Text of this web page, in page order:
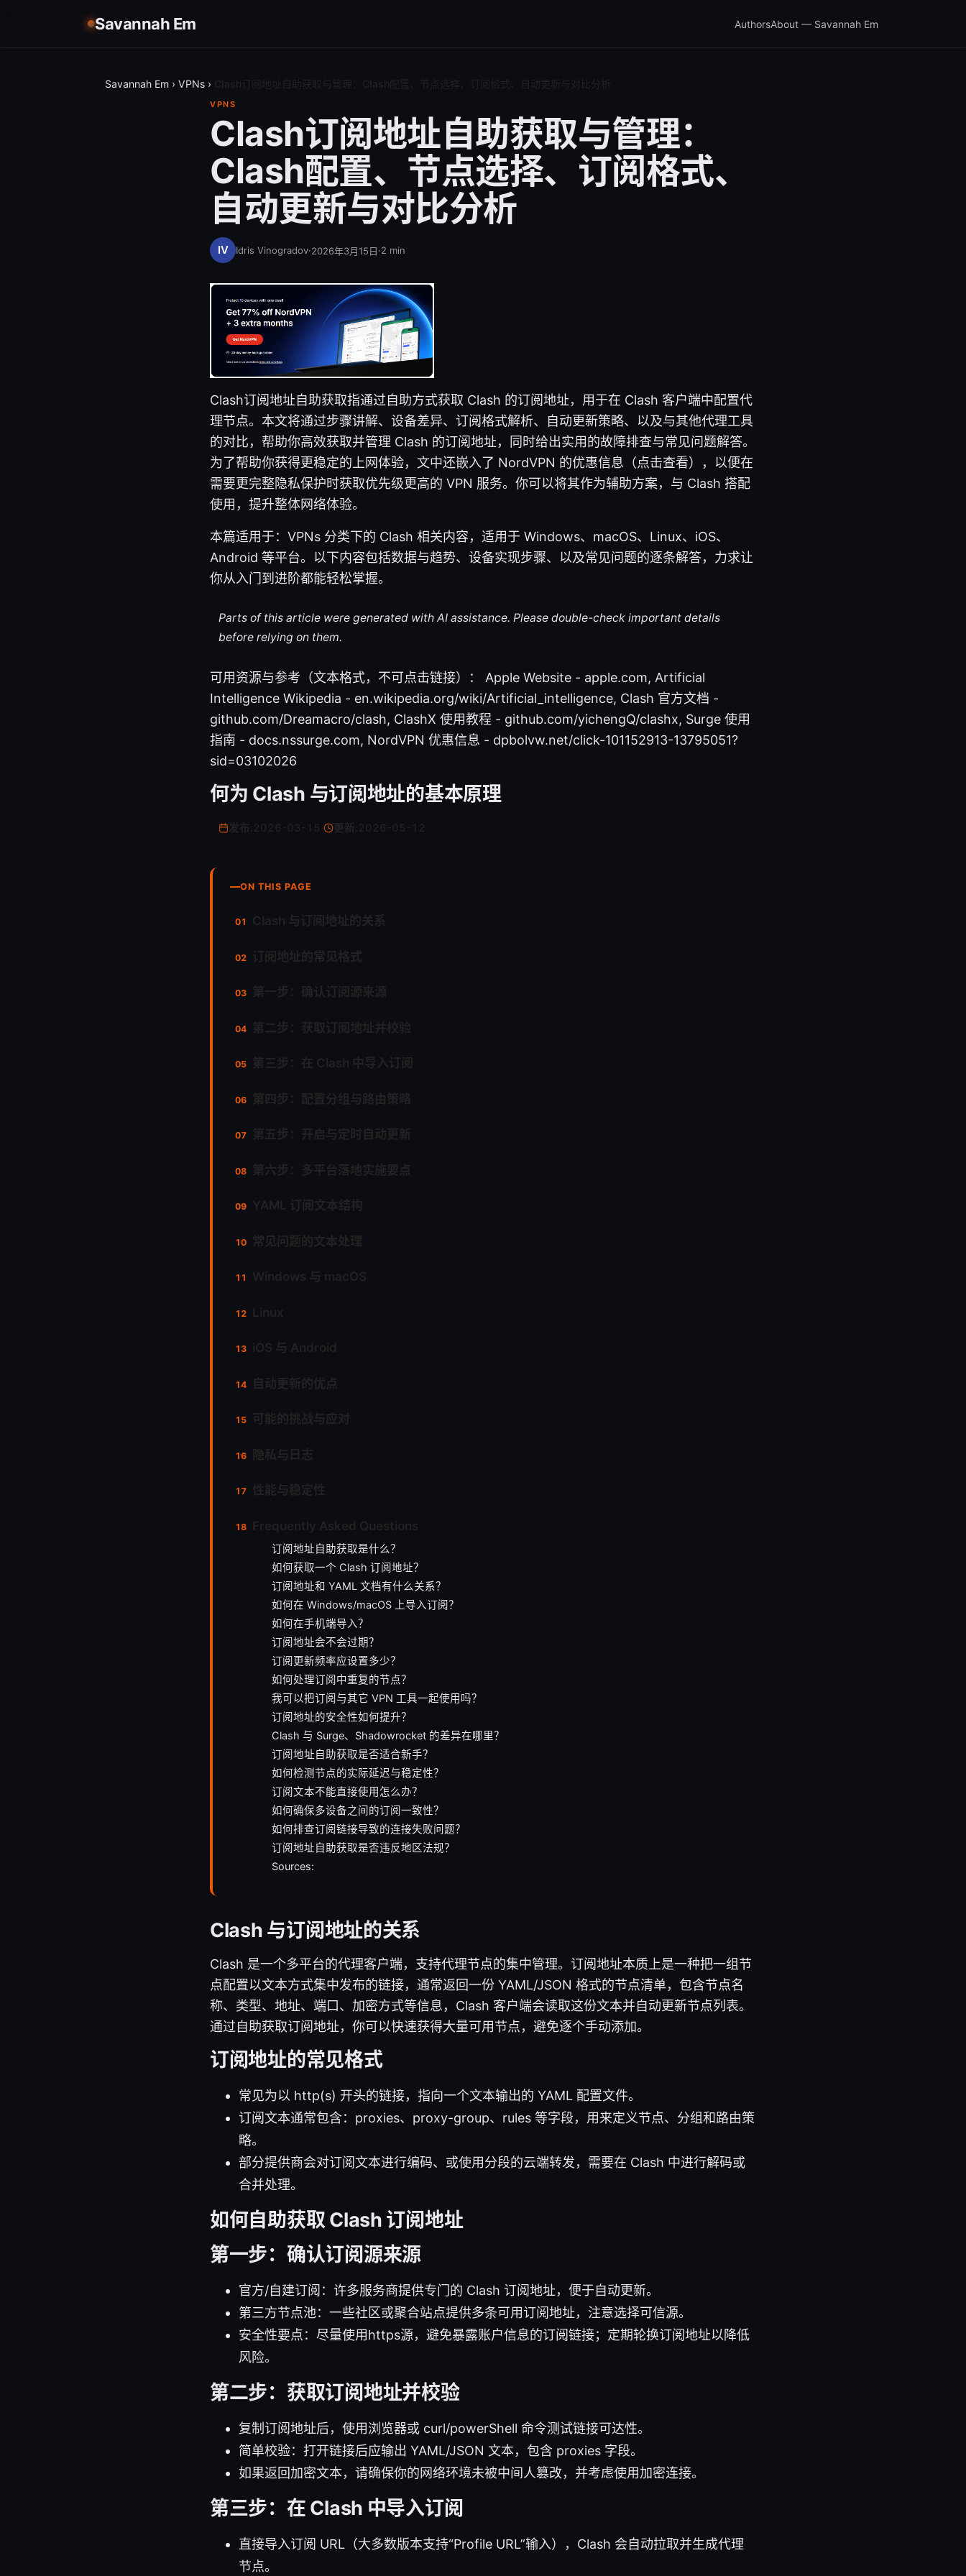
Savannah Em AuthorsAbout — Savannah Em
Savannah Em › VPNs ›
VPNS
Clash订阅地址自助获取与管理：
Clash配置、节点选择、订阅格式、
自动更新与对比分析
Idris Vinogradov·2026年3月15日·2 min
Clash订阅地址自助获取指通过自助方式获取 Clash 的订阅地址，用于在 Clash 客户端中配置代
理节点。本文将通过步骤讲解、设备差异、订阅格式解析、自动更新策略、以及与其他代理工具
的对比，帮助你高效获取并管理 Clash 的订阅地址，同时给出实用的故障排查与常见问题解答。
为了帮助你获得更稳定的上网体验，文中还嵌入了 NordVPN 的优惠信息（点击查看），以便在
需要更完整隐私保护时获取优先级更高的 VPN 服务。你可以将其作为辅助方案，与 Clash 搭配
使用，提升整体网络体验。
本篇适用于：VPNs 分类下的 Clash 相关内容，适用于 Windows、macOS、Linux、iOS、
Android 等平台。以下内容包括数据与趋势、设备实现步骤、以及常见问题的逐条解答，力求让
你从入门到进阶都能轻松掌握。
Parts of this article were generated with AI assistance. Please double-check important details
before relying on them.
可用资源与参考（文本格式，不可点击链接）： Apple Website - apple.com, Artificial
Intelligence Wikipedia - en.wikipedia.org/wiki/Artificial_intelligence, Clash 官方文档 -
github.com/Dreamacro/clash, ClashX 使用教程 - github.com/yichengQ/clashx, Surge 使用
指南 - docs.nssurge.com, NordVPN 优惠信息 - dpbolvw.net/click-101152913-13795051?
sid=03102026
何为 Clash 与订阅地址的基本原理
更新:
ON THIS PAGE
订阅地址自助获取是什么？
如何获取一个 Clash 订阅地址？
订阅地址和 YAML 文档有什么关系？
如何在 Windows/macOS 上导入订阅？
如何在手机端导入？
订阅地址会不会过期？
订阅更新频率应设置多少？
如何处理订阅中重复的节点？
我可以把订阅与其它 VPN 工具一起使用吗？
订阅地址的安全性如何提升？
Clash 与 Surge、Shadowrocket 的差异在哪里？
订阅地址自助获取是否适合新手？
如何检测节点的实际延迟与稳定性？
订阅文本不能直接使用怎么办？
如何确保多设备之间的订阅一致性？
如何排查订阅链接导致的连接失败问题？
订阅地址自助获取是否违反地区法规？
Sources:
Clash 与订阅地址的关系
Clash 是一个多平台的代理客户端，支持代理节点的集中管理。订阅地址本质上是一种把一组节
点配置以文本方式集中发布的链接，通常返回一份 YAML/JSON 格式的节点清单，包含节点名
称、类型、地址、端口、加密方式等信息，Clash 客户端会读取这份文本并自动更新节点列表。
通过自助获取订阅地址，你可以快速获得大量可用节点，避免逐个手动添加。
订阅地址的常见格式
常见为以 http(s) 开头的链接，指向一个文本输出的 YAML 配置文件。
订阅文本通常包含：proxies、proxy-group、rules 等字段，用来定义节点、分组和路由策
略。
部分提供商会对订阅文本进行编码、或使用分段的云端转发，需要在 Clash 中进行解码或
合并处理。
如何自助获取 Clash 订阅地址
第一步：确认订阅源来源
官方/自建订阅：许多服务商提供专门的 Clash 订阅地址，便于自动更新。
第三方节点池：一些社区或聚合站点提供多条可用订阅地址，注意选择可信源。
安全性要点：尽量使用https源，避免暴露账户信息的订阅链接；定期轮换订阅地址以降低
风险。
第二步：获取订阅地址并校验
复制订阅地址后，使用浏览器或 curl/powerShell 命令测试链接可达性。
简单校验：打开链接后应输出 YAML/JSON 文本，包含 proxies 字段。
如果返回加密文本，请确保你的网络环境未被中间人篡改，并考虑使用加密连接。
第三步：在 Clash 中导入订阅
直接导入订阅 URL（大多数版本支持“Profile URL”输入），Clash 会自动拉取并生成代理
节点。